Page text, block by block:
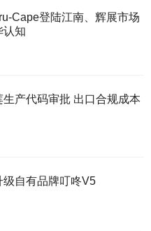
Cape登陆江南、辉展市场
认知
审批 出口合规成本
级自有品牌叮咚V5